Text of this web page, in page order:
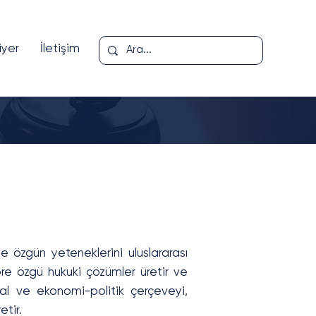
İletişim
yeteneklerini uluslararası
özgü hukuki çözümler üretir ve
ve ekonomi-politik çerçeveyi,